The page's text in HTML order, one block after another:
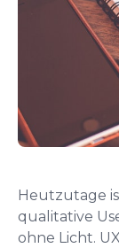
Heutzutage
qualitative
ohne Licht.